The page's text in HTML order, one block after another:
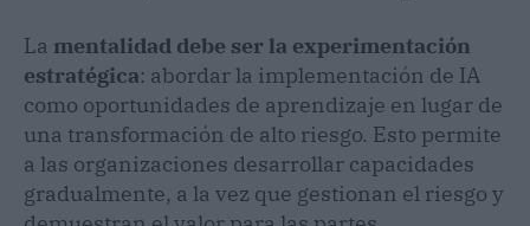
La mentalidad debe ser la experimentación
estratégica: abordar la implementación de IA
como oportunidades de aprendizaje en lugar de
una transformación de alto riesgo. Esto permite
a las organizaciones desarrollar capacidades
gradualmente, a la vez que gestionan el riesgo y